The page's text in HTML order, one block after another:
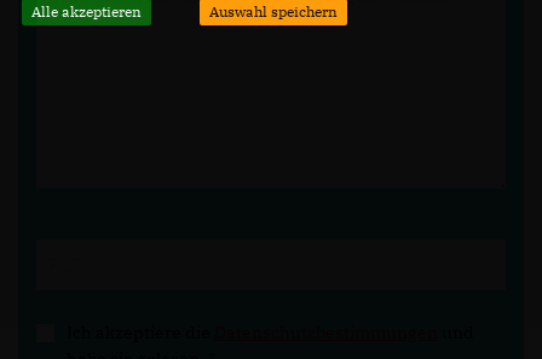
Alle akzeptieren Auswahl speichern